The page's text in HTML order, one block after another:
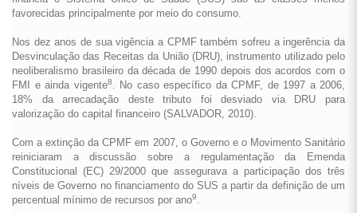
favorecidas principalmente por meio do consumo.
Nos dez anos de sua vigência a CPMF também sofreu a ingerência da
Desvinculação das Receitas da União (DRU), instrumento utilizado pelo
neoliberalismo brasileiro da década de 1990 depois dos acordos com o
FMI e ainda vigente8
. No caso específico da CPMF, de 1997 a 2006,
18% da arrecadação deste tributo foi desviado via DRU para
valorização do capital financeiro (SALVADOR, 2010).
Com a extinção da CPMF em 2007, o Governo e o Movimento Sanitário
reiniciaram a discussão sobre a regulamentação da Emenda
Constitucional (EC) 29/2000 que assegurava a participação dos três
níveis de Governo no financiamento do SUS a partir da definição de um
percentual mínimo de recursos por ano9